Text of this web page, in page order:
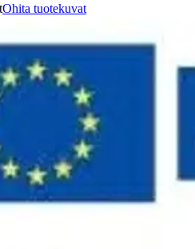
Ohita tuotekuvat